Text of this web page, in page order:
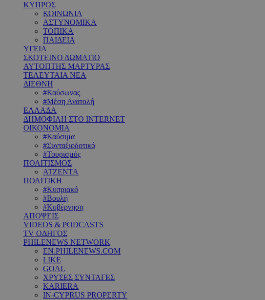
ΚΥΠΡΟΣ
ΚΟΙΝΩΝΙΑ
ΑΣΤΥΝΟΜΙΚΑ
ΤΟΠΙΚΑ
ΠΑΙΔΕΙΑ
ΥΓΕΙΑ
ΣΚΟΤΕΙΝΟ ΔΩΜΑΤΙΟ
ΑΥΤΟΠΤΗΣ ΜΑΡΤΥΡΑΣ
ΤΕΛΕΥΤΑΙΑ ΝΕΑ
ΔΙΕΘΝΗ
#Καύσωνας
#Μέση Ανατολή
ΕΛΛΑΔΑ
ΔΗΜΟΦΙΛΗ ΣΤΟ INTERNET
ΟΙΚΟΝΟΜΙΑ
#Καύσιμα
#Συνταξιοδοτικό
#Τουρισμός
ΠΟΛΙΤΙΣΜΟΣ
ΑΤΖΕΝΤΑ
ΠΟΛΙΤΙΚΗ
#Κυπριακό
#Βουλή
#Κυβέρνηση
ΑΠΟΨΕΙΣ
VIDEOS & PODCASTS
TV ΟΔΗΓΟΣ
PHILENEWS NETWORK
EN.PHILENEWS.COM
LIKE
GOAL
ΧΡΥΣΕΣ ΣΥΝΤΑΓΕΣ
KARIERA
IN-CYPRUS PROPERTY